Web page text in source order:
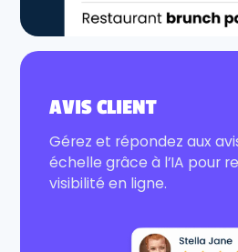
AVIS CLIENT
Gérez et répondez aux
échelle grâce à l’IA pour
visibilité en ligne.